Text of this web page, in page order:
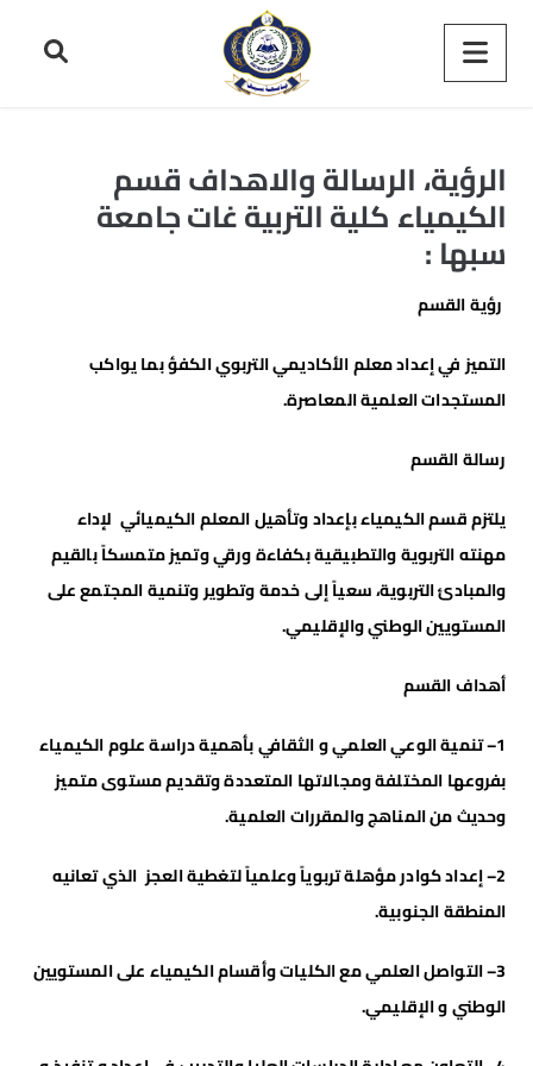
الرؤية، الرسالة والاهداف قسم
الكيمياء كلية التربية غات جامعة
سبها :
رؤية القسم
التميز في إعداد معلم الأكاديمي التربوي الكفؤ بما يواكب
المستجدات العلمية المعاصرة.
رسالةالقسم
يلتزم قسم الكيمياء بإعداد وتأهيل المعلم الكيميائي لإداء
مهنته التربوية والتطبيقية بكفاءة ورقي وتميز متمسكاً بالقيم
والمبادئ التربوية، سعياً إلى خدمة وتطوير وتنمية المجتمع على
المستويين الوطني والإقليمي.
أهدافالقسم
1– تنمية الوعي العلمي و الثقافي بأهمية دراسة علوم الكيمياء
بفروعها المختلفة ومجالاتها المتعددة وتقديم مستوى متميز
وحديث من المناهج والمقررات العلمية.
2– إعداد كوادر مؤهلة تربوياً وعلمياً لتغطية العجز الذي تعانيه
المنطقة الجنوبية.
3– التواصل العلمي مع الكليات وأقسام الكيمياء على المستويين
الوطني و الإقليمي.